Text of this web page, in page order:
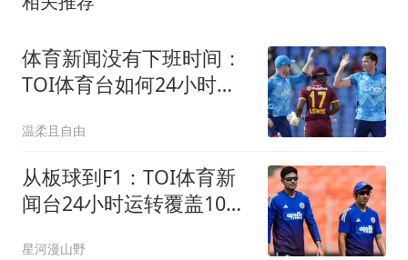
体育新闻没有下班时间：
TOI体育台如何24小时持
温柔且自由
从板球到F1：TOI体育新
闻台24小时运转覆盖10大
星河漫山野